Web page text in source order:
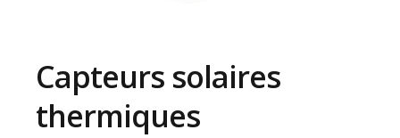
Capteurs solaires
thermiques